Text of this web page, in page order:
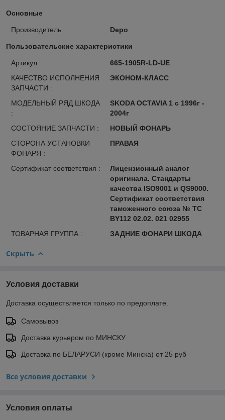
Основные
Производитель Depo
Пользовательские характеристики
Артикул
665-1905R-LD-UE
КАЧЕСТВО ИСПОЛНЕНИЯ
ЗАПЧАСТИ :
ЭКОНОМ-КЛАСС
МОДЕЛЬНЫЙ РЯД ШКОДА
:
SKODA OCTAVIA 1 с 1996г -
2004г
СОСТОЯНИЕ ЗАПЧАСТИ :
НОВЫЙ ФОНАРЬ
СТОРОНА УСТАНОВКИ
ФОНАРЯ :
ПРАВАЯ
Сертификат соответствия :
Лицензионный аналог
оригинала. Стандарты
качества ISO9001 и QS9000.
Сертификат соответствия
таможенного союза № ТС
BY112 02.02. 021 02955
ТОВАРНАЯ ГРУППА :
ЗАДНИЕ ФОНАРИ ШКОДА
Скрыть
Условия доставки
Доставка осуществляется только по предоплате.
Самовывоз
Доставка курьером по МИНСКУ
Доставка по БЕЛАРУСИ (кроме Минска) от 25 руб
Все условия доставки
Условия оплаты